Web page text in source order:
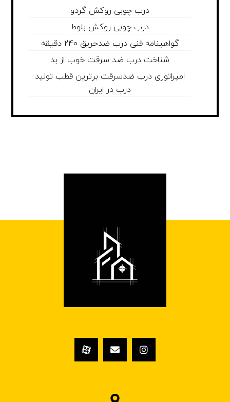
درب چوبی روکش گردو
درب چوبی روکش بلوط
گواهینامه فنی درب ضدحریق 240 دقیقه
شناخت درب ضد سرقت خوب از بد
امپراتوری درب ضدسرقت برترین قطب تولید
درب در ایران